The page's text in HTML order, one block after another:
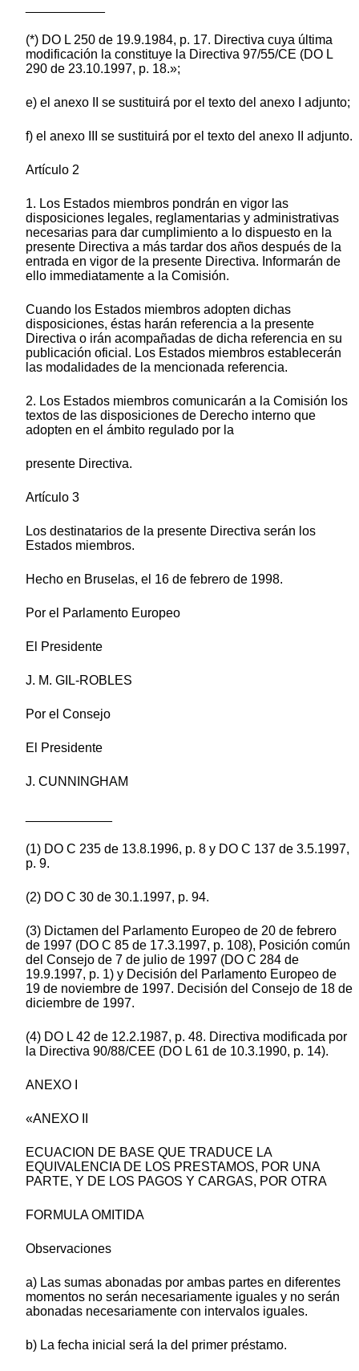
(*) DO L 250 de 19.9.1984, p. 17. Directiva cuya última
modificación la constituye la Directiva 97/55/CE (DO L
290 de 23.10.1997, p. 18.»;
e) el anexo II se sustituirá por el texto del anexo I adjunto;
f) el anexo III se sustituirá por el texto del anexo II adjunto.
Artículo 2
1. Los Estados miembros pondrán en vigor las
disposiciones legales, reglamentarias y administrativas
necesarias para dar cumplimiento a lo dispuesto en la
presente Directiva a más tardar dos años después de la
entrada en vigor de la presente Directiva. Informarán de
ello immediatamente a la Comisión.
Cuando los Estados miembros adopten dichas
disposiciones, éstas harán referencia a la presente
Directiva o irán acompañadas de dicha referencia en su
publicación oficial. Los Estados miembros establecerán
las modalidades de la mencionada referencia.
2. Los Estados miembros comunicarán a la Comisión los
textos de las disposiciones de Derecho interno que
adopten en el ámbito regulado por la
presente Directiva.
Artículo 3
Los destinatarios de la presente Directiva serán los
Estados miembros.
Hecho en Bruselas, el 16 de febrero de 1998.
Por el Parlamento Europeo
El Presidente
J. M. GIL-ROBLES
Por el Consejo
El Presidente
J. CUNNINGHAM
(1) DO C 235 de 13.8.1996, p. 8 y DO C 137 de 3.5.1997,
p. 9.
(2) DO C 30 de 30.1.1997, p. 94.
(3) Dictamen del Parlamento Europeo de 20 de febrero
de 1997 (DO C 85 de 17.3.1997, p. 108), Posición común
del Consejo de 7 de julio de 1997 (DO C 284 de
19.9.1997, p. 1) y Decisión del Parlamento Europeo de
19 de noviembre de 1997. Decisión del Consejo de 18 de
diciembre de 1997.
(4) DO L 42 de 12.2.1987, p. 48. Directiva modificada por
la Directiva 90/88/CEE (DO L 61 de 10.3.1990, p. 14).
ANEXO I
«ANEXO II
ECUACION DE BASE QUE TRADUCE LA
EQUIVALENCIA DE LOS PRESTAMOS, POR UNA
PARTE, Y DE LOS PAGOS Y CARGAS, POR OTRA
FORMULA OMITIDA
Observaciones
a) Las sumas abonadas por ambas partes en diferentes
momentos no serán necesariamente iguales y no serán
abonadas necesariamente con intervalos iguales.
b) La fecha inicial será la del primer préstamo.